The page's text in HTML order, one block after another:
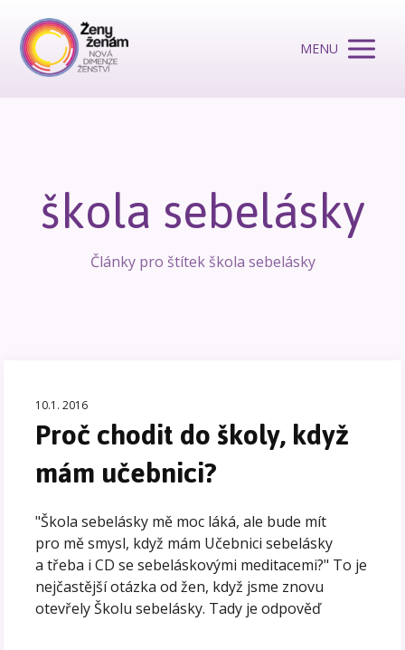
MENU
škola sebelásky
Články pro štítek škola sebelásky
10.1. 2016
Proč chodit do školy, když
mám učebnici?
"Škola sebelásky mě moc láká, ale bude mít
pro mě smysl, když mám Učebnici sebelásky
a třeba i CD se sebeláskovými meditacemi?" To je
nejčastější otázka od žen, když jsme znovu
otevřely Školu sebelásky. Tady je odpověď